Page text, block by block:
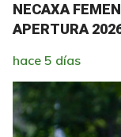
NECAXA
APERTURA
hace 5 días